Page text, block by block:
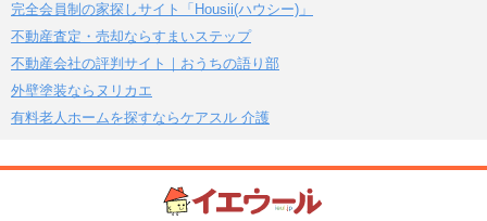
完全会員制の家探しサイト「Housii(ハウシー)」
不動産査定・売却ならすまいステップ
不動産会社の評判サイト｜おうちの語り部
外壁塗装ならヌリカエ
有料老人ホームを探すならケアスル 介護